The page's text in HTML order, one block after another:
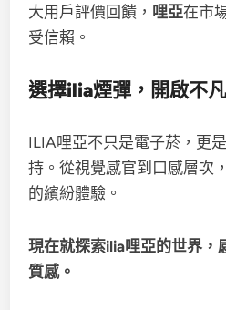
大用戶評價回饋， 哩亞在市
受信賴。
選擇ilia煙彈，開啟不
ILIA哩亞不只是電子菸，更
持。從視覺感官到口感層次
的繽紛體驗。
現在就探索ilia哩亞的世界，
質感。